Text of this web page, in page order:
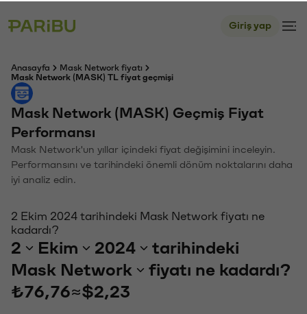
Giriş yap
Anasayfa
Mask Network fiyatı
Mask Network (MASK) TL fiyat geçmişi
Mask Network (MASK) Geçmiş Fiyat
Performansı
Mask Network'un yıllar içindeki fiyat değişimini inceleyin.
Performansını ve tarihindeki önemli dönüm noktalarını daha
iyi analiz edin.
2 Ekim 2024 tarihindeki Mask Network fiyatı ne
kadardı?
2 Ekim 2024
tarihindeki
Mask Network
fiyatı ne kadardı?
₺76,76≈$2,23